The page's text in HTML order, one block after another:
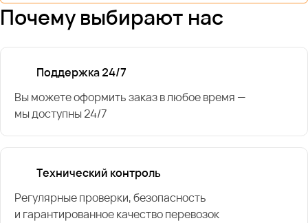
Почему выбирают нас
Поддержка 24/7
Вы можете оформить заказ в любое время —
мы доступны 24/7
Технический контроль
Регулярные проверки, безопасность
и гарантированное качество перевозок